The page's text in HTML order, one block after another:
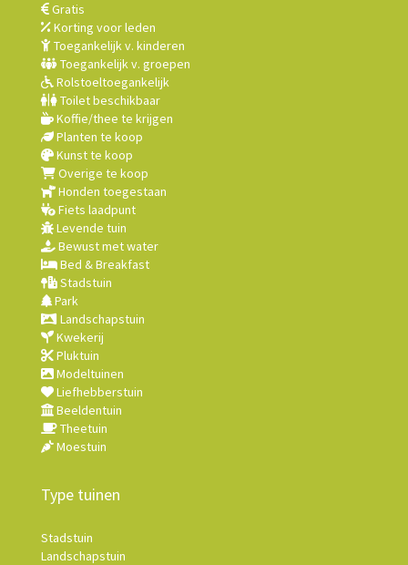
Gratis
Korting voor leden
Toegankelijk v. kinderen
Toegankelijk v. groepen
Rolstoeltoegankelijk
Toilet beschikbaar
Koffie/thee te krijgen
Planten te koop
Kunst te koop
Overige te koop
Honden toegestaan
Fiets laadpunt
Levende tuin
Bewust met water
Bed & Breakfast
Stadstuin
Park
Landschapstuin
Kwekerij
Pluktuin
Modeltuinen
Liefhebberstuin
Beeldentuin
Theetuin
Moestuin
Type tuinen
Stadstuin
Landschapstuin